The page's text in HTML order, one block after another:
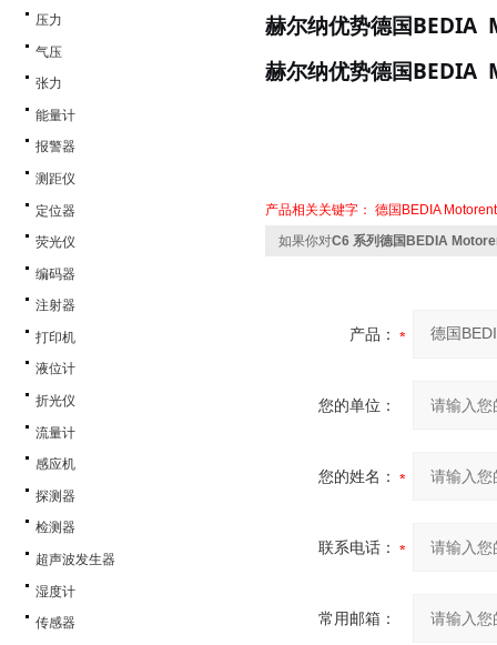
压力
气压
张力
能量计
报警器
测距仪
定位器
荧光仪
编码器
注射器
打印机
液位计
折光仪
流量计
感应机
探测器
检测器
超声波发生器
湿度计
传感器
赫尔纳优势德国BEDIA
赫尔纳优势德国BEDIA
产品相关关键字： 德国BEDIA
如果你对C6 系列德国BEDIA
产品：
您的单位：
您的姓名：
联系电话：
常用邮箱：